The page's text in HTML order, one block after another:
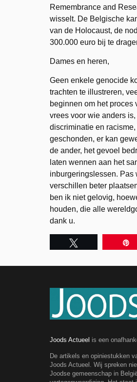
Remembrance and
wisselt. De Belgische
van de Holocaust, de
300.000 euro bij te
Dames en heren,
Geen enkele genocide
trachten te illustreren,
beginnen om het
vrees voor wie anders
discriminatie en
geschonden, er kan
de ander, het gevoel
laten wennen aan het
inburgeringslessen. Pas
verschillen beter
ben ik niet gelovig,
houden, die alle
dank u.
Joods Actueel is een
De artikels en opiniestukken
Joods Actueel. Wij spreken
Joodse gemeenschap in